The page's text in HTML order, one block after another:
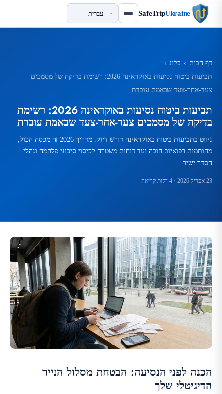
SafeTripUkraine
דף הבית › בלוג ›
תביעות ביטוח נסיעות באוקראינה 2026: רשימת בדיקה של מסמכים
צעד-אחר-צעד שבאמת עובדת
תביעות ביטוח נסיעות באוקראינה 2026: רשימת
בדיקה של מסמכים צעד-אחר-צעד שבאמת עובדת
ניווט בתביעות ביטוח באוקראינה דורש דיוק. מדריך 2026 זה מכסה הכול,
מחותמות רפואיות חובה ועד דוחות משטרה לכיסוי סיכוני מלחמה ונהלי
הסדר ישיר.
23 אפריל 2026 · 4 דקות קריאה
הכנה לפני הנסיעה: הבטחת מסלול הנייר
הדיגיטלי שלך